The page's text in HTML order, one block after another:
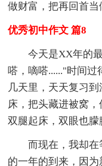
做财富，把再回首当
优秀初中作文 篇8
今天是XX年的
嗒，嘀嗒......"时间
几天里，天天复习
床，把头藏进被窝
双腿起床，双眼也
而现在，我却
的一年的到来，因